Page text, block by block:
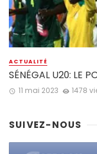
ACTUALITÉ
SÉNÉGAL U20: LE
11 mai 2023 1478
SUIVEZ-NOUS